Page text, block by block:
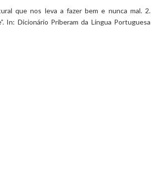
que nos leva a fazer bem e nunca mal. 2.
In: Dicionário Priberam da Língua Portuguesa